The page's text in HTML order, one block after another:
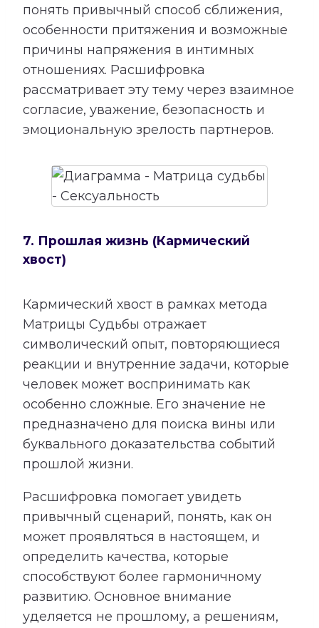
понять привычный способ сближения,
особенности притяжения и возможные
причины напряжения в интимных
отношениях. Расшифровка
рассматривает эту тему через взаимное
согласие, уважение, безопасность и
эмоциональную зрелость партнеров.
7. Прошлая жизнь (Кармический
хвост)
Кармический хвост в рамках метода
Матрицы Судьбы отражает
символический опыт, повторяющиеся
реакции и внутренние задачи, которые
человек может воспринимать как
особенно сложные. Его значение не
предназначено для поиска вины или
буквального доказательства событий
прошлой жизни.
Расшифровка помогает увидеть
привычный сценарий, понять, как он
может проявляться в настоящем, и
определить качества, которые
способствуют более гармоничному
развитию. Основное внимание
уделяется не прошлому, а решениям,